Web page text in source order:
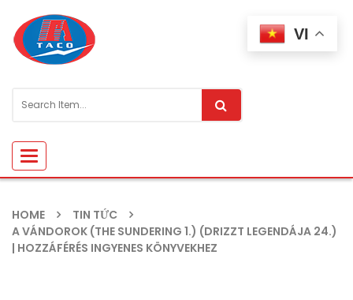
Toggle
navigation
HOME
TIN TỨC
A ​VÁNDOROK (THE SUNDERING 1.) (DRIZZT LEGENDÁJA 24.)
| HOZZÁFÉRÉS INGYENES KÖNYVEKHEZ
VI